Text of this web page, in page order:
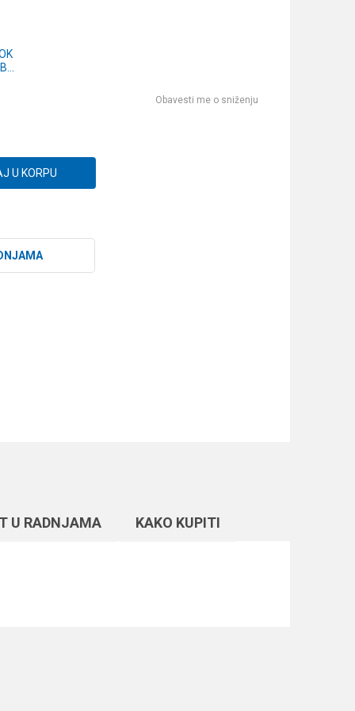
Obavesti me o sniženju
U KORPU
U RADNJAMA KAKO KUPITI